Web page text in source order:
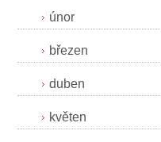
únor
březen
duben
květen